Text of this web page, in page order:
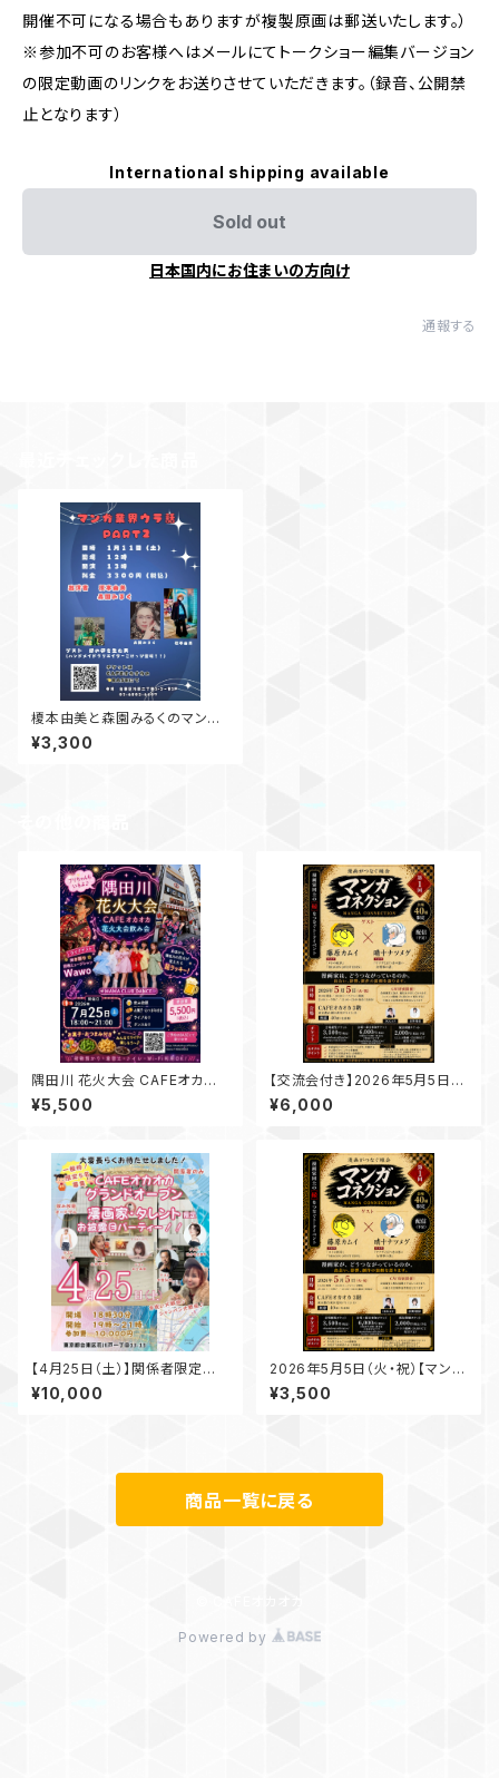
開催不可になる場合もありますが複製原画は郵送いたします。）
※参加不可のお客様へはメールにてトークショー編集バージョン
の限定動画のリンクをお送りさせていただきます。（録音、公開禁
止となります）
International shipping available
Sold out
日本国内にお住まいの方向け
通報する
榎本由美と森園みるくのマンガ
業界ウラ話【PART2】
¥3,300
隅田川 花火大会 CAFEオカオ
カ 花火大会飲み会
¥5,500
【交流会付き】2026年5月5日
（火・祝）【マンガコネクション 第
1回】藤原カムイ × 晴十ナツメグ
¥6,000
【4月25日（土）】関係者限定お
披露目会【一般枠限定５枚】
¥10,000
2026年5月5日（火・祝）【マンガ
コネクション 第1回】藤原カムイ
× 晴十ナツメグ
¥3,500
商品一覧に戻る
Powered by